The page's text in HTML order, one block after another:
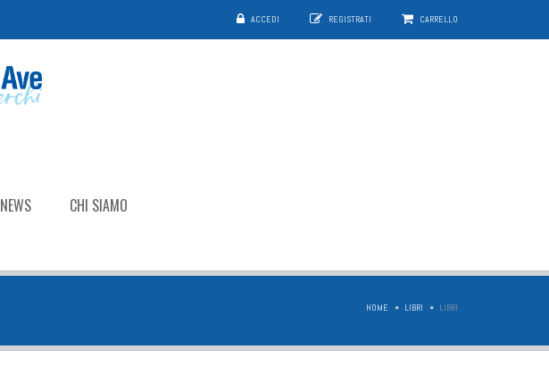
ACCEDI REGISTRATI CARRELLO
NEWS CHI SIAMO
HOME LIBRI LIBRI